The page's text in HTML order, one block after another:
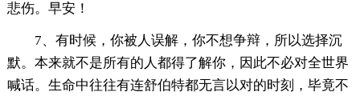
悲伤。早安！
7、有时候，你被人误解，你不想争辩，所以选择沉
默。本来就不是所有的人都得了解你，因此不必对全世界
喊话。生命中往往有连舒伯特都无言以对的时刻，毕竟不